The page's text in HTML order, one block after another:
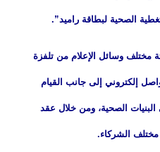
الصحية لبطاقة راميد”.
مختلف وسائل الإعلام من تلفزة
إلكتروني إلى جانب القيام
الصحية، ومن خلال عقد
الشركاء.